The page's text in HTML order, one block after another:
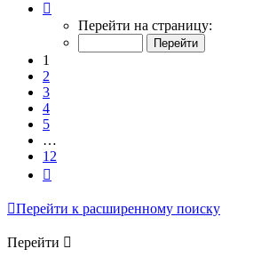
Перейти на страницу:
1
2
3
4
5
…
12
Перейти к расширенному поиску
Перейти